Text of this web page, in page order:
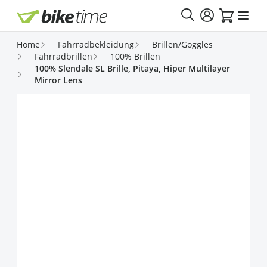
Direkt zum Inhalt
Home Fahrradbekleidung
Brillen/Goggles
Fahrradbrillen
100% Brillen
100% Slendale SL Brille, Pitaya, Hiper Multilayer
Mirror Lens